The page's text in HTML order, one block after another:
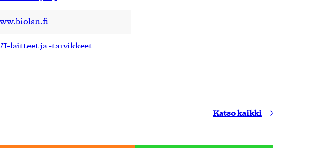
laitteet ja -tarvikkeet
Katso kaikki